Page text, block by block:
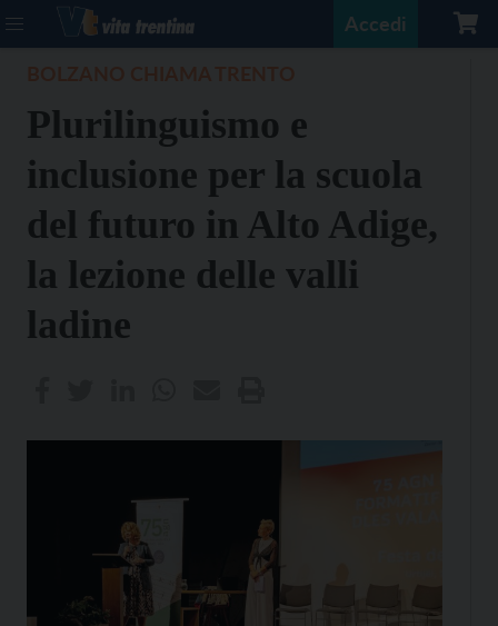
Accedi
Plurilinguismo e
inclusione per la scuola
del futuro in Alto Adige,
la lezione delle valli
ladine